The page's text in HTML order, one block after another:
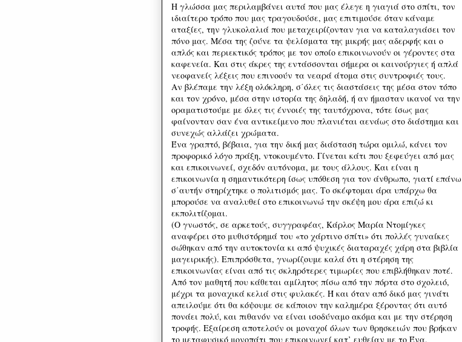
Η γλώσσα μας περιλαμβάνει αυτά που μας έλεγε η γιαγιά στο σπίτι, τον
ιδιαίτερο τρόπο που μας τραγουδούσε, μας επιτιμούσε όταν κάναμε
αταξίες, την γλυκολαλιά που μεταχειρίζονταν για να καταλαγιάσει τον
πόνο μας. Μέσα της ζούνε τα ψελίσματα της μικρής μας αδερφής και ο
απλός και περιεκτικός τρόπος με τον οποίο επικοινωνούν οι γέροντες στα
καφενεία. Και στις άκρες της εντάσσονται σήμερα οι καινούργιες ή απλά
νεοφανείς λέξεις που επινοούν τα νεαρά άτομα στις συντροφιές τους.
Αν βλέπαμε την λέξη ολόκληρη, σ΄όλες τις διαστάσεις της μέσα στον τόπο
και τον χρόνο, μέσα στην ιστορία της δηλαδή, ή αν ήμασταν ικανοί να την
οραματιστούμε με όλες τις έννοιές της ταυτόχρονα, τότε ίσως μας
φαίνονταν σαν ένα αντικείμενο που πλανιέται αενάως στο διάστημα και
συνεχώς αλλάζει χρώματα.
Ένα γραπτό, βέβαια, για την δική μας διάσταση τώρα ομιλώ, κάνει τον
προφορικό λόγο πράξη, ντοκουμέντο. Γίνεται κάτι που ξεφεύγει από μας
και επικοινωνεί, σχεδόν αυτόνομα, με τους άλλους. Και είναι η
επικοινωνία η σημαντικότερη ίσως υπόθεση για τον άνθρωπο, γιατί επάνω
σ΄αυτήν στηρίχτηκε ο πολιτισμός μας. Το σκέφτομαι άρα υπάρχω θα
μπορούσε να αναλυθεί στο επικοινωνώ την σκέψη μου άρα επιζώ κι
εκπολιτίζομαι.
(Ο γνωστός, σε αρκετούς, συγγραφέας, Κάρλος Μαρία Ντομίγκες
αναφέρει στο μυθιστόρημά του «το χάρτινο σπίτι» ότι πολλές γυναίκες
σώθηκαν από την αυτοκτονία κι από ψυχικές διαταραχές χάρη στα βιβλία
μαγειρικής). Επιπρόσθετα, γνωρίζουμε καλά ότι η στέρηση της
επικοινωνίας είναι από τις σκληρότερες τιμωρίες που επιβλήθηκαν ποτέ.
Από τον μαθητή που κάθεται αμίλητος πίσω από την πόρτα στο σχολειό,
μέχρι τα μοναχικά κελιά στις φυλακές. Ή και όταν από δικό μας γινάτι
απειλούμε ότι θα κόψουμε σε κάποιον την καλημέρα ξέροντας ότι αυτό
πονάει πολύ, και πιθανόν να είναι ισοδύναμο ακόμα και με την στέρηση
τροφής. Εξαίρεση αποτελούν οι μοναχοί όλων των θρησκειών που βρήκαν
το μεταφυσικό μονοπάτι που επικοινωνεί κατ’ ευθείαν με το Ένα.